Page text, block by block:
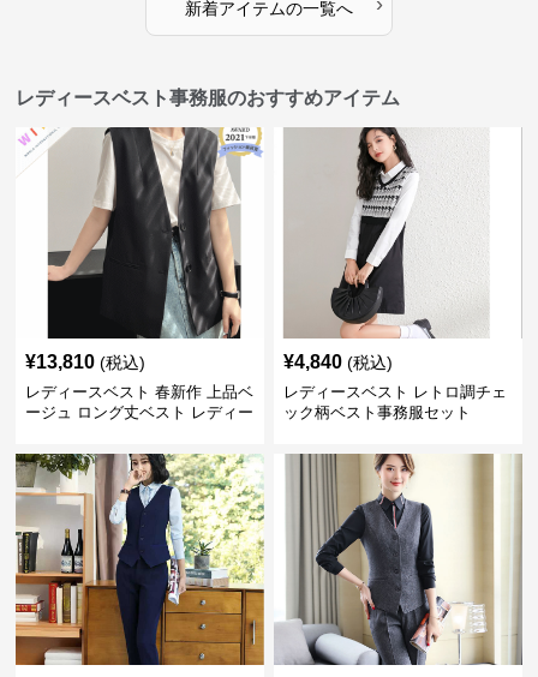
新着アイテムの一覧へ
レディースベスト事務服のおすすめアイテム
¥13,810 (税込)
レディースベスト 春新作 上品ベ
ージュ ロング丈ベスト レディー
¥4,840 (税込)
レディースベスト レトロ調チェ
ック柄ベスト事務服セット